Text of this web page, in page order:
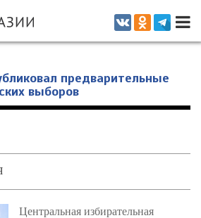
издание, посвященное актуальным
пространстве
предварительные
выборов
Центральная избирательная